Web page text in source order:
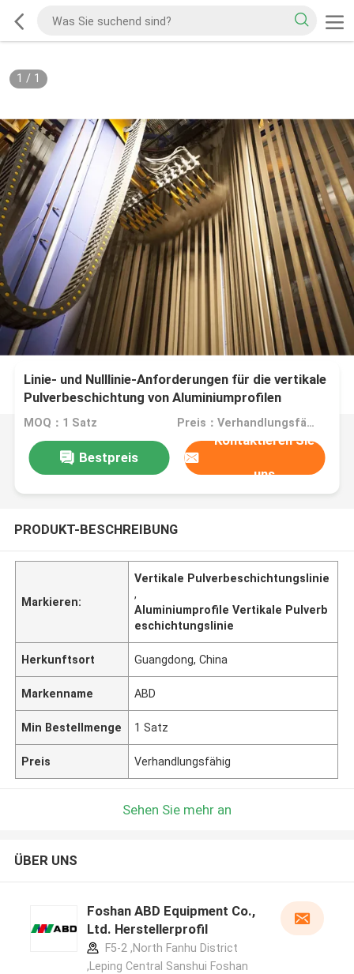
1 / 1
Linie- und Nulllinie-Anforderungen für die vertikale
Pulverbeschichtung von Aluminiumprofilen
MOQ：1 Satz Preis：Verhandlungsfähig
Bestpreis
Kontaktieren Sie
uns
PRODUKT-BESCHREIBUNG
Markieren:
Vertikale Pulverbeschichtungslinie
,
Aluminiumprofile Vertikale Pulverb
eschichtungslinie
Herkunftsort Guangdong, China
Markenname ABD
Min Bestellmenge 1 Satz
Preis Verhandlungsfähig
Sehen Sie mehr an
ÜBER UNS
Foshan ABD Equipment Co.,
Ltd. Herstellerprofil
F5-2 ,North Fanhu District
,Leping Central Sanshui Foshan